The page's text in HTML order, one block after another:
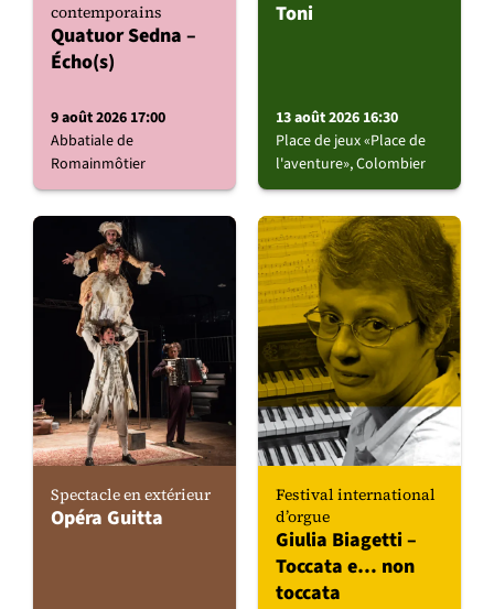
contemporains
Quatuor Sedna –
Écho(s)
9 août 2026 17:00
Abbatiale de
Romainmôtier
Toni
13 août 2026 16:30
Place de jeux «Place de
l'aventure», Colombier
Spectacle en extérieur
Opéra Guitta
Festival international
d’orgue
Giulia Biagetti –
Toccata e… non
toccata